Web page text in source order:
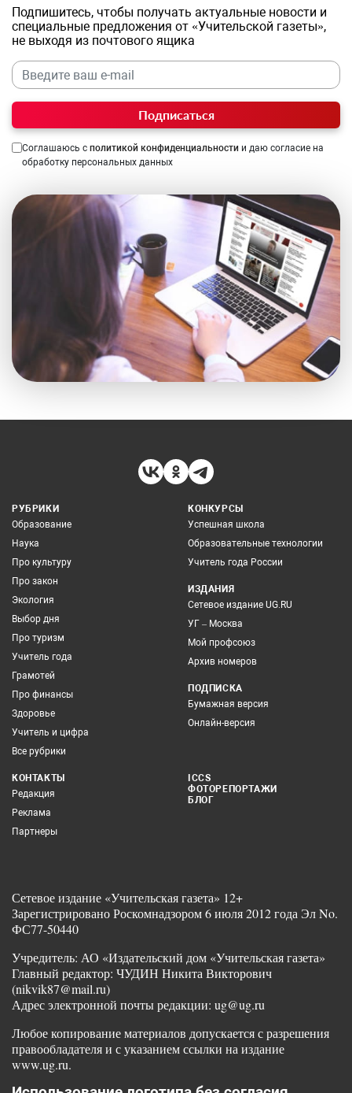
Подпишитесь, чтобы получать актуальные новости и
специальные предложения от «Учительской газеты»,
не выходя из почтового ящика
Подписаться
Соглашаюсь с политикой конфиденциальности и даю согласие на
обработку персональных данных
РУБРИКИ
Образование
Наука
Про культуру
Про закон
Экология
Выбор дня
Про туризм
Учитель года
Грамотей
Про финансы
Здоровье
Учитель и цифра
Все рубрики
КОНКУРСЫ
Успешная школа
Образовательные технологии
Учитель года России
ИЗДАНИЯ
Сетевое издание UG.RU
УГ – Москва
Мой профсоюз
Архив номеров
ПОДПИСКА
Бумажная версия
Онлайн-версия
КОНТАКТЫ
Редакция
Реклама
Партнеры
ICCS
ФОТОРЕПОРТАЖИ
БЛОГ
Сетевое издание «Учительская газета» 12+
Зарегистрировано Роскомнадзором 6 июля 2012 года Эл No.
ФС77-50440
Учредитель: АО «Издательский дом «Учительская газета»
Главный редактор: ЧУДИН Никита Викторович
(nikvik87@mail.ru)
Адрес электронной почты редакции: ug@ug.ru
Любое копирование материалов допускается с разрешения
правообладателя и с указанием ссылки на издание
www.ug.ru.